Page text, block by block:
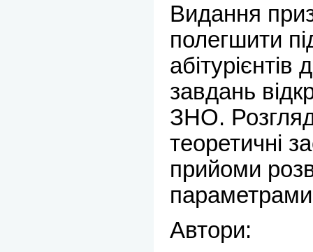
Видання
полегшити
завдань
ЗНО.
теоретичні
прийоми
Автори: